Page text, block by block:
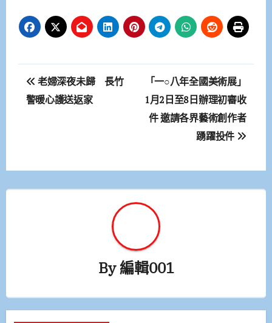
文
章
老婦深夜未歸 長竹
警暖心護送返家
「一○八年全國美術展」
1月2日至8日辦理初審收
件 邀請各界藝術創作者
踴躍投件
By編輯001